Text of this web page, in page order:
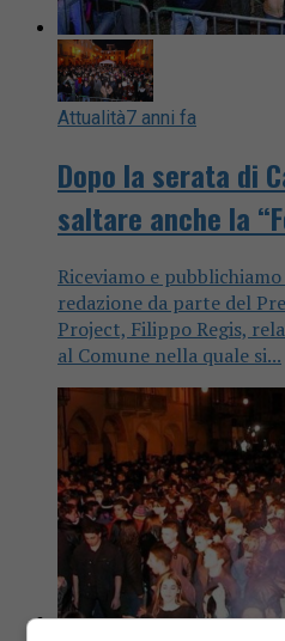
Attualità7 anni fa
Dopo la serata di
saltare anche la
Riceviamo e
redazione da parte del
Project, Filippo Regis,
al Comune nella quale si...